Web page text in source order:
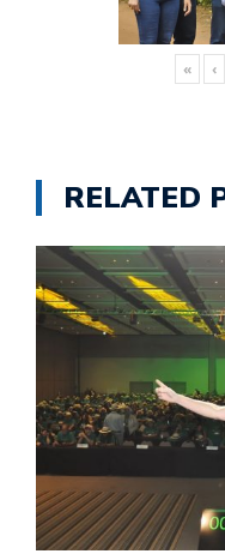
« ‹
RELATED